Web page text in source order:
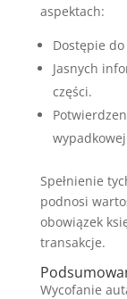
aspektach:
Dostępie
Jasnych
części.
Spełnienie
podnosi
obowiązek
transakcje.
Wycofanie